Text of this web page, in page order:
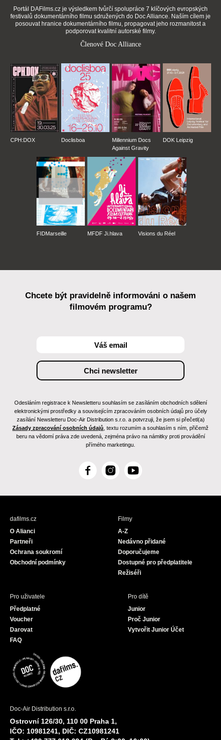
Portál DAFilms.cz je výsledkem tvůrčí spolupráce 7 klíčových evropských
festivalů dokumentárního filmu sdružených do Doc Alliance. Naším cílem je
posouvat hranice dokumentárního filmu, propagovat jeho rozmanitost a
podporovat kvalitní autorské filmy.
Členové Doc Alliance
CPH:DOX Doclisboa
Millennium Docs
Against Gravity
DOK Leipzig
FIDMarseille MFDF Ji.hlava Visions du Réel
Chcete být pravidelně informováni o našem
filmovém programu?
Odesláním registrace k Newsletteru souhlasím se zasíláním obchodních sdělení
elektronickými prostředky a souvisejícím zpracováním osobních údajů pro účely
zasílání Newsletteru Doc-Air Distribution s.r.o. a potvrzuji, že jsem si přečetl(a)
Zásady zpracování osobních údajů , textu rozumím a souhlasím s ním, přičemž
beru na vědomí práva zde uvedená, zejména právo na námitky proti provádění
přímého marketingu.
F
c
I
s
Y
u
dafilms.cz
O Alianci
Partneři
Ochrana soukromí
Obchodní podmínky
Filmy
A-Z
Nedávno přidané
Doporučujeme
Dostupné pro předplatitele
Režiséři
Pro uživatele
Předplatné
Voucher
Darovat
FAQ
Pro dítě
Junior
Proč Junior
Vytvořit Junior Účet
Doc-Air Distribution s.r.o.
Ostrovní 126/30, 110 00 Praha 1,
IČO: 10981241, DIČ: CZ10981241